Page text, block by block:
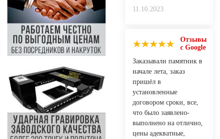
11.10.2023
Отзывы
с Google
Заказывали памятник в
начале лета, заказ
пришёл в
установленные
договором сроки, все,
что было заявлено-
выполнено на отлично,
цены адекватные,